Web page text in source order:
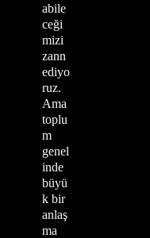
abile
ceği
mizi
zann
ediyo
ruz.
Ama
toplu
m
genel
inde
büyü
k bir
anlaş
ma